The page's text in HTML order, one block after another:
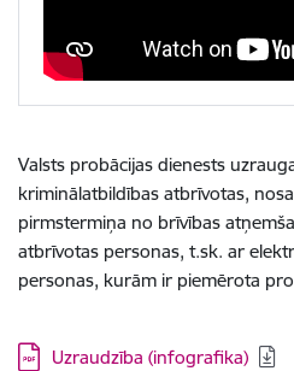
Valsts probācijas dienests
kriminālatbildības atbrīvotas,
pirmstermiņa no brīvības
atbrīvotas personas, t.sk. ar
personas, kurām ir piemērota
Lejupielādēt:
Uzraudzība (infografika)